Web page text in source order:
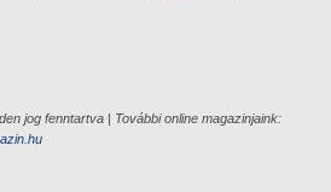
jog fenntartva | További online magazinjaink: